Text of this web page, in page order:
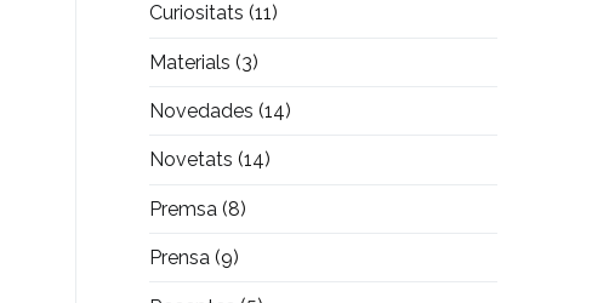
Curiositats (11)
Materials (3)
Novedades (14)
Novetats (14)
Premsa (8)
Prensa (9)